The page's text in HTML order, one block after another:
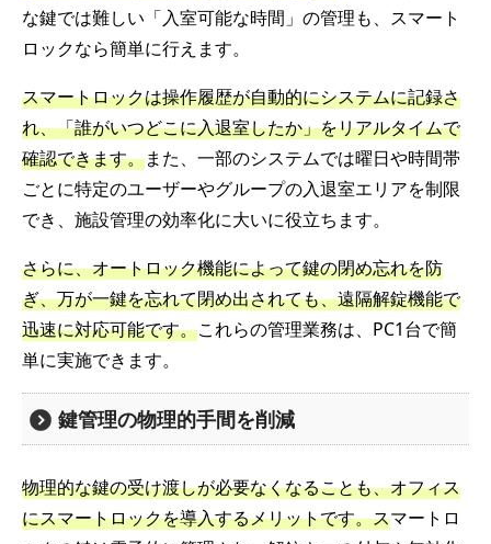
な鍵では難しい「入室可能な時間」の管理も、スマート
ロックなら簡単に行えます。
スマートロックは操作履歴が自動的にシステムに記録さ
れ、「誰がいつどこに入退室したか」をリアルタイムで
確認できます。また、一部のシステムでは曜日や時間帯
ごとに特定のユーザーやグループの入退室エリアを制限
でき、施設管理の効率化に大いに役立ちます。
さらに、オートロック機能によって鍵の閉め忘れを防
ぎ、万が一鍵を忘れて閉め出されても、遠隔解錠機能で
迅速に対応可能です。これらの管理業務は、PC1台で簡
単に実施できます。
鍵管理の物理的手間を削減
物理的な鍵の受け渡しが必要なくなることも、オフィス
にスマートロックを導入するメリットです。スマートロ